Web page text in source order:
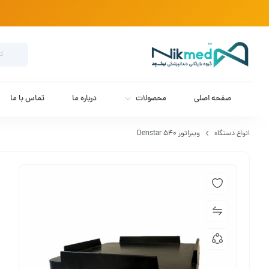
صفحه اصلی محصولات درباره ما تماس با ما
انواع دستگاه ویبراتور Denstar 540